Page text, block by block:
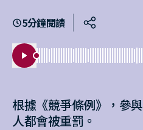
5分鐘閱讀
根據《競爭條例》，參
人都會被重罰。